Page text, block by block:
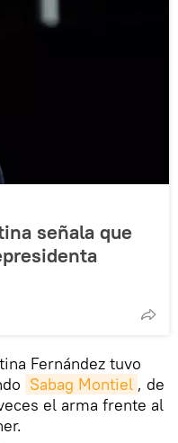
señala que
Fernández tuvo
Sabag Montiel , de
el arma frente al